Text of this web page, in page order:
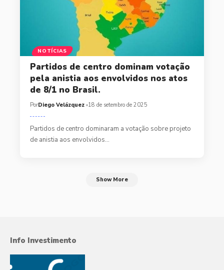
NOTÍCIAS
Partidos de centro dominam votação
pela anistia aos envolvidos nos atos
de 8/1 no Brasil.
PorDiego Velázquez 18 de setembro de 2025
Partidos de centro dominaram a votação sobre projeto
de anistia aos envolvidos…
Show More
Info Investimento